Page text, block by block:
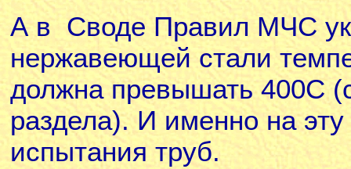
А в Своде Правил МЧС
нержавеющей стали
должна превышать 400С
раздела). И именно на
испытания труб.